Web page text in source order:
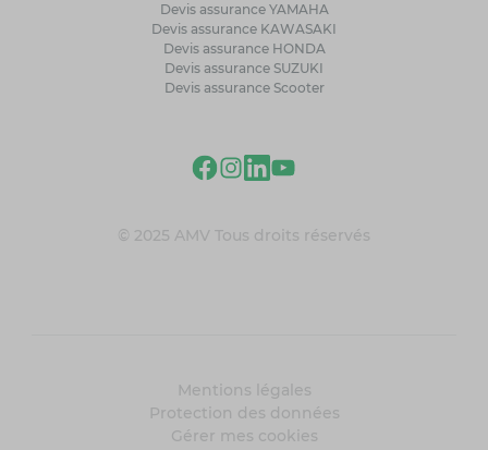
Devis assurance YAMAHA
Devis assurance KAWASAKI
Devis assurance HONDA
Devis assurance SUZUKI
Devis assurance Scooter
© 2025 AMV Tous droits réservés
Mentions légales
Protection des données
Gérer mes cookies